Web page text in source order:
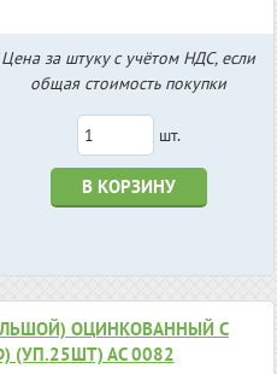
Цена за штуку с учётом НДС, если
общая стоимость покупки
шт.
В КОРЗИНУ
ОЦИНКОВАННЫЙ С
(УП.25ШТ) АС 0082